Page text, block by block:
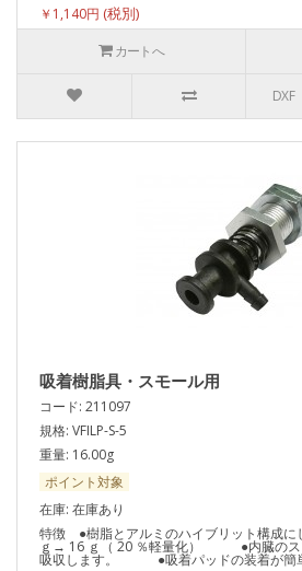
￥1,140円
カートへ
DXF
吸着樹脂具・スモール用
コード: 211097
規格: VFILP-S-5
重量: 16.00g
ポイント対象
在庫: 在庫あり
特徴 ●樹脂とアルミのハイブリット構成に
ｇ→ 16 ｇ（ 20 ％軽量化） ●内臓のス
吸収します。 ●吸着パッドの装着が簡